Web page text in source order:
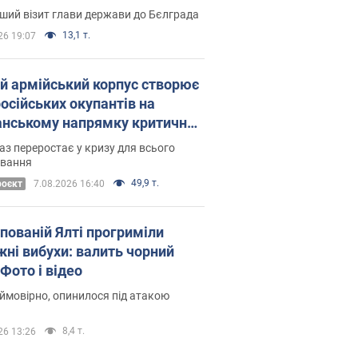
Це перший візит глави держави до Бєлграда
19:07 13,1 т.
армійський корпус створює
окупантів на
напрямку критичний
як це вдалося
переростає у кризу для всього
7.08.2026 16:40 49,9 т.
Ялті прогриміли
вибухи: валить чорний
і відео
опинилося під атакою
13:26 8,4 т.